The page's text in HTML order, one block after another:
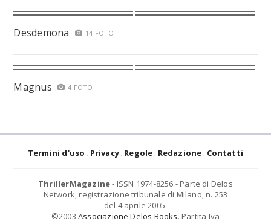
Desdemona 14 FOTO
Magnus 4 FOTO
Termini d'uso Privacy Regole Redazione Contatti
ThrillerMagazine- ISSN 1974-8256 - Parte di Delos
Network, registrazione tribunale di Milano, n. 253
del 4 aprile 2005.
©2003 Associazione Delos Books. Partita Iva